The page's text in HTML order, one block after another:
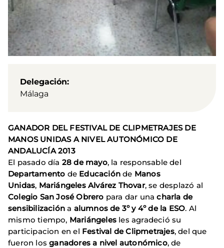
Delegación
Málaga
GANADOR DEL FESTIVAL DE CLIPMETRAJES DE
MANOS UNIDAS A NIVEL AUTONÓMICO DE
ANDALUCÍA 2013
El pasado día 28 de mayo, la responsable del
Departamento de Educación de Manos
Unidas, Mariángeles Alvárez Thovar, se desplazó al
Colegio San José Obrero para dar unacharla de
sensibilización a alumnos de 3º y 4º de la ESO. Al
mismo tiempo, Mariángeles les agradeció su
participacion en el Festival de Clipmetrajes, del que
fueron losganadores a nivel autonómico, de